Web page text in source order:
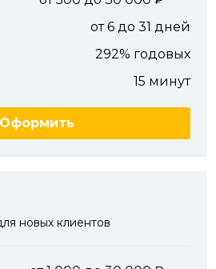
от 6 до 31 дней
292% годовых
15 минут
Оформить
новых клиентов